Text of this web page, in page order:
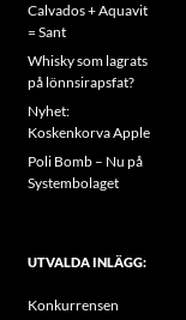
Calvados + Aquavit
= Sant
Whisky som lagrats
på lönnsirapsfat?
Nyhet:
Koskenkorva Apple
Poli Bomb – Nu på
Systembolaget
UTVALDA INLÄGG:
Konkurrensen